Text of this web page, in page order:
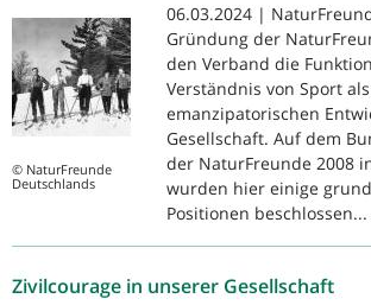
© NaturFreunde
Deutschlands
06.03.2024 |
Gründung der
den Verband die
Verständnis von Sport
emanzipatorischen
Gesellschaft. Auf dem
der NaturFreunde 2008
wurden hier einige
Positionen beschlossen...
Zivilcourage in unserer Gesellschaft